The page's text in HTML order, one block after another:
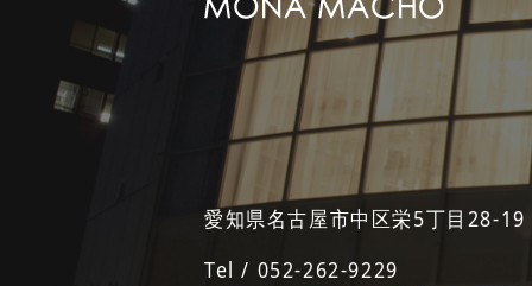
愛知県名古屋市中区栄5丁目28-
Tel / 052-262-9229